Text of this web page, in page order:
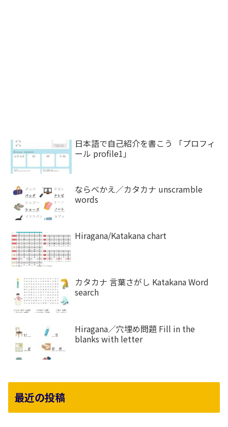
日本語で自己紹介を書こう 「プロフィ
ール profile1」
ならべかえ／カタカナ unscramble
words
Hiragana/Katakana chart
カタカナ 言葉さがし Katakana Word
search
Hiragana／穴埋め問題 Fill in the
blanks with letter
最近の投稿